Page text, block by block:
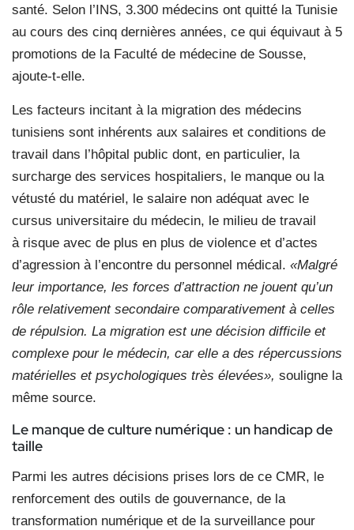
santé. Selon l’INS, 3.300 médecins ont quitté la Tunisie
au cours des cinq dernières années, ce qui équivaut à 5
promotions de la Faculté de médecine de Sousse,
ajoute-t-elle.
Les facteurs incitant à la migration des médecins
tunisiens sont inhérents aux salaires et conditions de
travail dans l’hôpital public dont, en particulier, la
surcharge des services hospitaliers, le manque ou la
vétusté du matériel, le salaire non adéquat avec le
cursus universitaire du médecin, le milieu de travail
à risque avec de plus en plus de violence et d’actes
d’agression à l’encontre du personnel médical. «Malgré
leur importance, les forces d’attraction ne jouent qu’un
rôle relativement secondaire comparativement à celles
de répulsion. La migration est une décision difficile et
complexe pour le médecin, car elle a des répercussions
matérielles et psychologiques très élevées», souligne la
même source.
Le manque de culture numérique : un handicap de
taille
Parmi les autres décisions prises lors de ce CMR, le
renforcement des outils de gouvernance, de la
transformation numérique et de la surveillance pour